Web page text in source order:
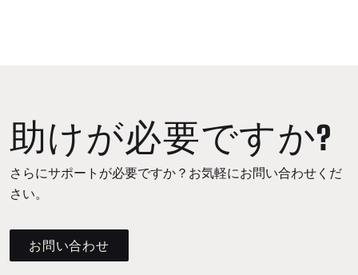
助けが必要ですか?
さらにサポートが必要ですか？お気軽にお問い合わせくだ
さい。
お問い合わせ